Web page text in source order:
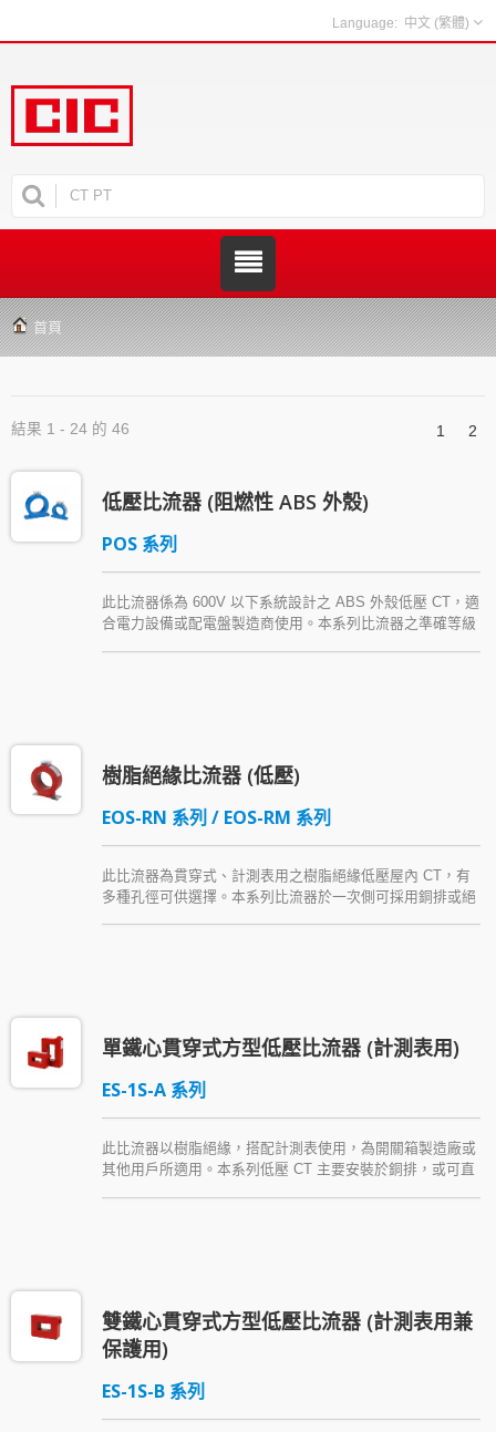
中文 (繁體)
首頁
結果 1 - 24 的 46 1 2
低壓比流器 (阻燃性 ABS 外殼)
POS 系列
此比流器係為 600V 以下系統設計之 ABS 外殼低壓 CT，適
合電力設備或配電盤製造商使用。本系列比流器之準確等級
樹脂絕緣比流器 (低壓)
EOS-RN 系列 / EOS-RM 系列
此比流器為貫穿式、計測表用之樹脂絕緣低壓屋內 CT，有
多種孔徑可供選擇。本系列比流器於一次側可採用銅排或絕
單鐵心貫穿式方型低壓比流器 (計測表用)
ES-1S-A 系列
此比流器以樹脂絕緣，搭配計測表使用，為開關箱製造廠或
其他用戶所適用。本系列低壓 CT 主要安裝於銅排，或可直
雙鐵心貫穿式方型低壓比流器 (計測表用兼
保護用)
ES-1S-B 系列